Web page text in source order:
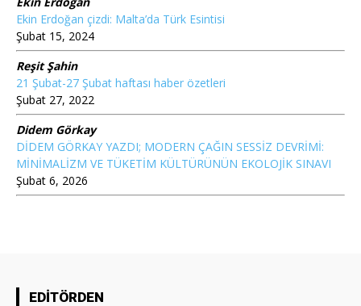
Ekin Erdoğan çizdi: Malta’da Türk Esintisi
Şubat 15, 2024
Reşit Şahin
21 Şubat-27 Şubat haftası haber özetleri
Şubat 27, 2022
Didem Görkay
DİDEM GÖRKAY YAZDI; MODERN ÇAĞIN SESSİZ DEVRİMİ:
MİNİMALİZM VE TÜKETİM KÜLTÜRÜNÜN EKOLOJİK SINAVI
Şubat 6, 2026
EDİTÖRDEN